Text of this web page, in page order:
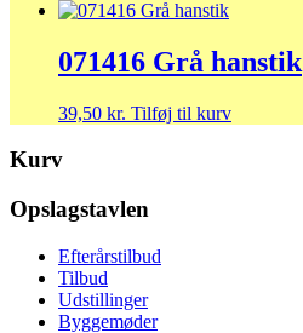
071416 Grå hanstik
39,50 kr. Tilføj til kurv
Kurv
Opslagstavlen
Efterårstilbud
Tilbud
Udstillinger
Byggemøder